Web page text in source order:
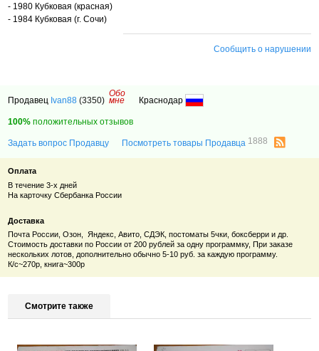
- 1980 Кубковая (красная)
- 1984 Кубковая (г. Сочи)
Сообщить о нарушении
Продавец Ivan88 (3350)
Обо
мне Краснодар
100% положительных отзывов
Задать вопрос Продавцу Посмотреть товары Продавца 1888
Оплата
В течение 3-х дней
На карточку Сбербанка России
Доставка
Почта России, Озон, Яндекс, Авито, СДЭК, постоматы 5чки, боксберри и др.
Стоимость доставки по России от 200 рублей за одну программку, При заказе
нескольких лотов, дополнительно обычно 5-10 руб. за каждую программу.
К/c~270р, книга~300р
Смотрите также